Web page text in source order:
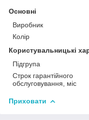
Основні
Виробник
Колір
Користувальницькі
Підгрупа
Строк гарантійного
обслуговування, міс
Приховати